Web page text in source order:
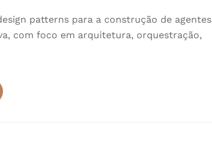
patterns para a construção de agentes
com foco em arquitetura, orquestração,